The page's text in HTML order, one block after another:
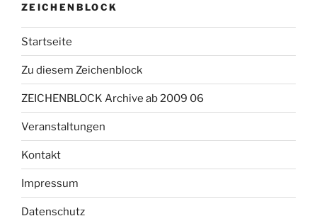
ZEICHENBLOCK
Startseite
Zu diesem Zeichenblock
ZEICHENBLOCK Archive ab 2009 06
Veranstaltungen
Kontakt
Impressum
Datenschutz